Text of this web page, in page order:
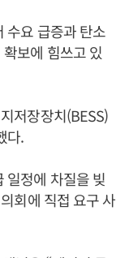
수요 급증과 탄소
보에 힘쓰고 있
저장장치(BESS)
다.
일정에 차질을 빚
회에 직접 요구 사